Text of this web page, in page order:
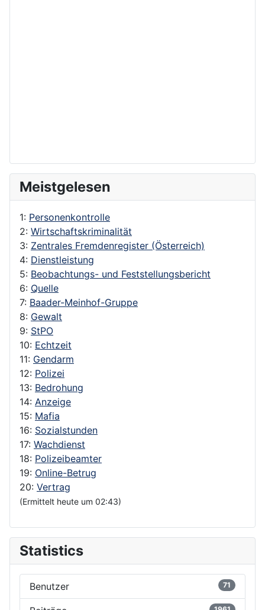
Meistgelesen
1: Personenkontrolle
2: Wirtschaftskriminalität
3: Zentrales Fremdenregister (Österreich)
4: Dienstleistung
5: Beobachtungs- und Feststellungsbericht
6: Quelle
7: Baader-Meinhof-Gruppe
8: Gewalt
9: StPO
10: Echtzeit
11: Gendarm
12: Polizei
13: Bedrohung
14: Anzeige
15: Mafia
16: Sozialstunden
17: Wachdienst
18: Polizeibeamter
19: Online-Betrug
20: Vertrag
(Ermittelt heute um 02:43)
Statistics
Benutzer 71